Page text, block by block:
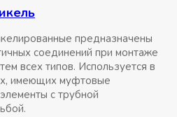
предназначены
соединений при монтаже
всех типов. Используется в
имеющих муфтовые
с трубной